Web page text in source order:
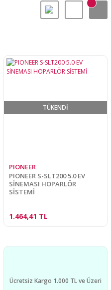
TÜKENDİ
PIONEER
PIONEER S-SLT200 5.0 EV
SİNEMASI HOPARLÖR
SİSTEMİ
1.464,41 TL
Ücretsiz Kargo 1.000 TL ve Üzeri